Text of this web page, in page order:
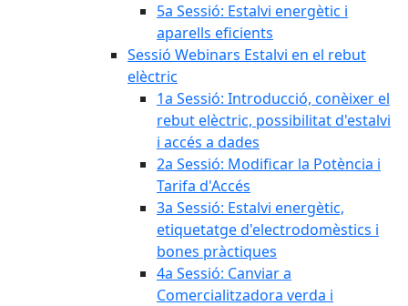
5a Sessió: Estalvi energètic i
aparells eficients
Sessió Webinars Estalvi en el rebut
elèctric
1a Sessió: Introducció, conèixer el
rebut elèctric, possibilitat d'estalvi
i accés a dades
2a Sessió: Modificar la Potència i
Tarifa d'Accés
3a Sessió: Estalvi energètic,
etiquetatge d'electrodomèstics i
bones pràctiques
4a Sessió: Canviar a
Comercialitzadora verda i